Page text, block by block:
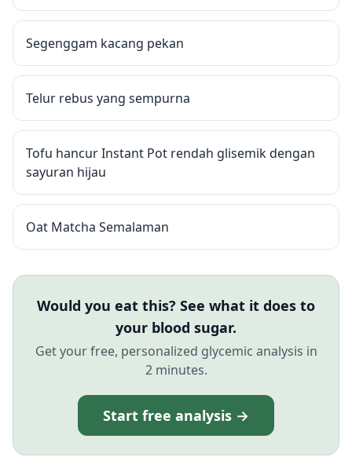
Segenggam kacang pekan
Telur rebus yang sempurna
Tofu hancur Instant Pot rendah glisemik dengan
sayuran hijau
Oat Matcha Semalaman
Would you eat this? See what it does to
your blood sugar.
Get your free, personalized glycemic analysis in
2 minutes.
Start free analysis →